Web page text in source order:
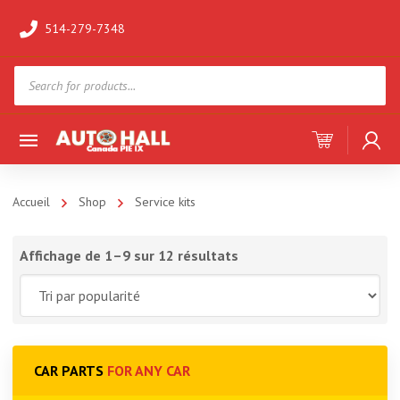
514-279-7348
search
Accueil Shop Service kits
Affichage de 1–9 sur 12 résultats
CAR PARTS FOR ANY CAR